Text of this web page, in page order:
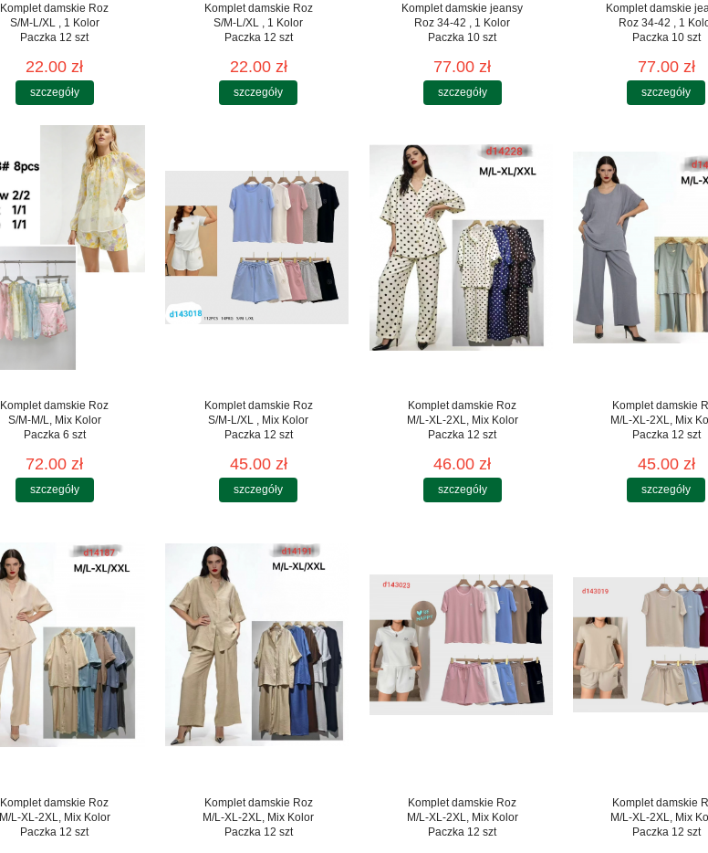
Komplet damskie Roz
S/M-L/XL , 1 Kolor
Paczka 12 szt
22.00 zł
szczegóły
Komplet damskie Roz
S/M-L/XL , 1 Kolor
Paczka 12 szt
22.00 zł
szczegóły
Komplet damskie jeansy
Roz 34-42 , 1 Kolor
Paczka 10 szt
77.00 zł
szczegóły
Komplet damskie
Roz 34-42 , 1
Paczka 10 szt
77.00 zł
szczegóły
Komplet damskie Roz
S/M-M/L, Mix Kolor
Paczka 6 szt
72.00 zł
szczegóły
Komplet damskie Roz
S/M-L/XL , Mix Kolor
Paczka 12 szt
45.00 zł
szczegóły
Komplet damskie Roz
M/L-XL-2XL, Mix Kolor
Paczka 12 szt
46.00 zł
szczegóły
Komplet damskie
M/L-XL-2XL, Mix
Paczka 12 szt
45.00 zł
szczegóły
Komplet damskie Roz
M/L-XL-2XL, Mix Kolor
Paczka 12 szt
Komplet damskie Roz
M/L-XL-2XL, Mix Kolor
Paczka 12 szt
Komplet damskie Roz
M/L-XL-2XL, Mix Kolor
Paczka 12 szt
Komplet damskie
M/L-XL-2XL, Mix
Paczka 12 szt